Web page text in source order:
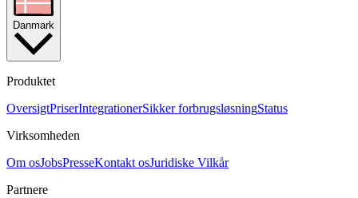
Danmark
Produktet
OversigtPriserIntegrationerSikker forbrugsløsningStatus
Virksomheden
Om osJobsPresseKontakt osJuridiske Vilkår
Partnere